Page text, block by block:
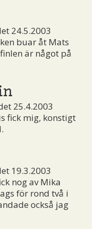
24.5.2003
buar åt Mats
är något på
25.4.2003
fick mig, konstigt
19.3.2003
nog av Mika
för rond två i
också jag